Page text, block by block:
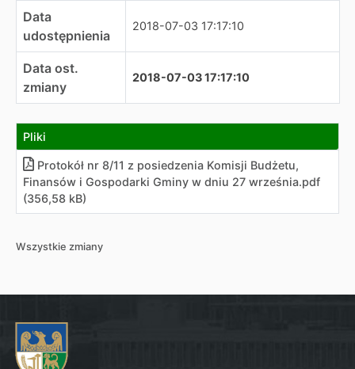
Data
udostępnienia
2018-07-03 17:17:10
Data ost.
zmiany
2018-07-03 17:17:10
Pliki
Protokół nr 8/11 z posiedzenia Komisji Budżetu,
Finansów i Gospodarki Gminy w dniu 27 września.pdf
(356,58 kB)
Wszystkie zmiany